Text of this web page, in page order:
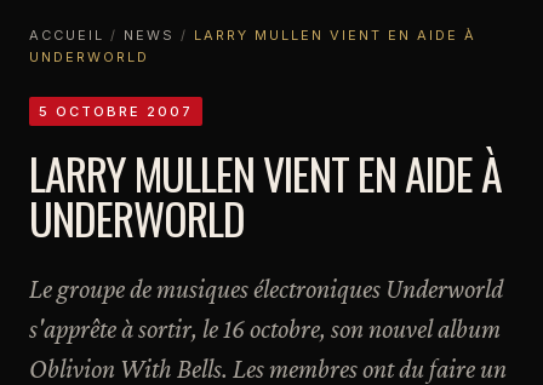
ACCUEIL / NEWS / LARRY MULLEN VIENT EN AIDE À
UNDERWORLD
5 OCTOBRE 2007
LARRY MULLEN VIENT EN AIDE À
UNDERWORLD
Le groupe de musiques électroniques Underworld
s'apprête à sortir, le 16 octobre, son nouvel album
Oblivion With Bells. Les membres ont du faire un